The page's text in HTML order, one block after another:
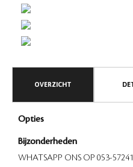
OVERZICHT
Opties
Bijzonderheden
WHATSAPP ONS OP 053-